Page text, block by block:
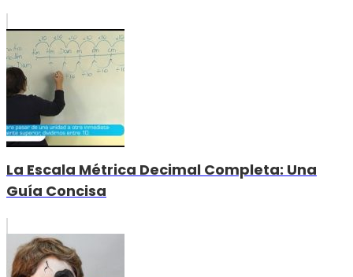
La Escala Métrica Decimal Completa: Una
Guía Concisa